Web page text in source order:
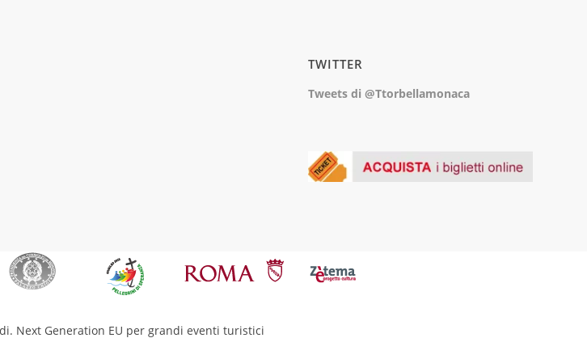
TWITTER
Tweets di @Ttorbellamonaca
Next Generation EU per grandi eventi turistici